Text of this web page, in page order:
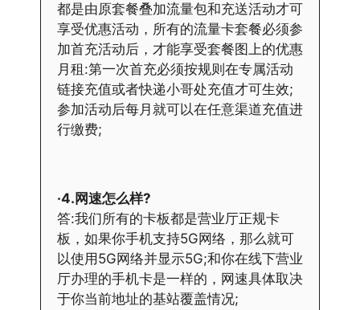
都是由原套餐叠加流量包和充送活动才可
享受优惠活动，所有的流量卡套餐必须参
加首充活动后，才能享受套餐图上的优惠
月租:第一次首充必须按规则在专属活动
链接充值或者快递小哥处充值才可生效;
参加活动后每月就可以在任意渠道充值进
行缴费;
·4.网速怎么样?
答:我们所有的卡板都是营业厅正规卡
板，如果你手机支持5G网络，那么就可
以使用5G网络并显示5G;和你在线下营业
厅办理的手机卡是一样的，网速具体取决
于你当前地址的基站覆盖情况;